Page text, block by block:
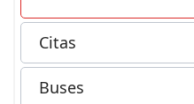
Citas
Buses